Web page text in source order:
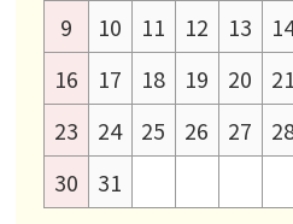
9
10 11 12 13
16
17 18 19 20 21
23
24 25 26 27
30
31